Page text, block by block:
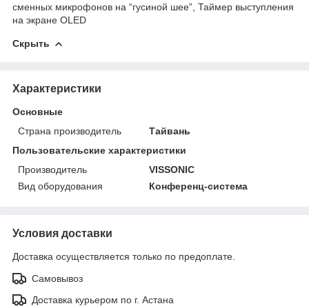
сменных микрофонов на “гусиной шее”, Таймер выступления
на экране OLED
Скрыть
Характеристики
Основные
Страна производитель
Тайвань
Пользовательские характеристики
Производитель
VISSONIC
Вид оборудования
Конференц-система
Условия доставки
Доставка осуществляется только по предоплате.
Самовывоз
Доставка курьером по г. Астана